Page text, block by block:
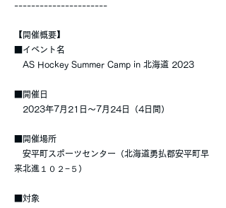
----------------------
【開催概要】
■イベント名
AS Hockey Summer Camp in 北海道 2023
■開催日
2023年7月21日〜7月24日（4日間）
■開催場所
安平町スポーツセンター（北海道勇払郡安平町早
来北進１０２−５）
■対象